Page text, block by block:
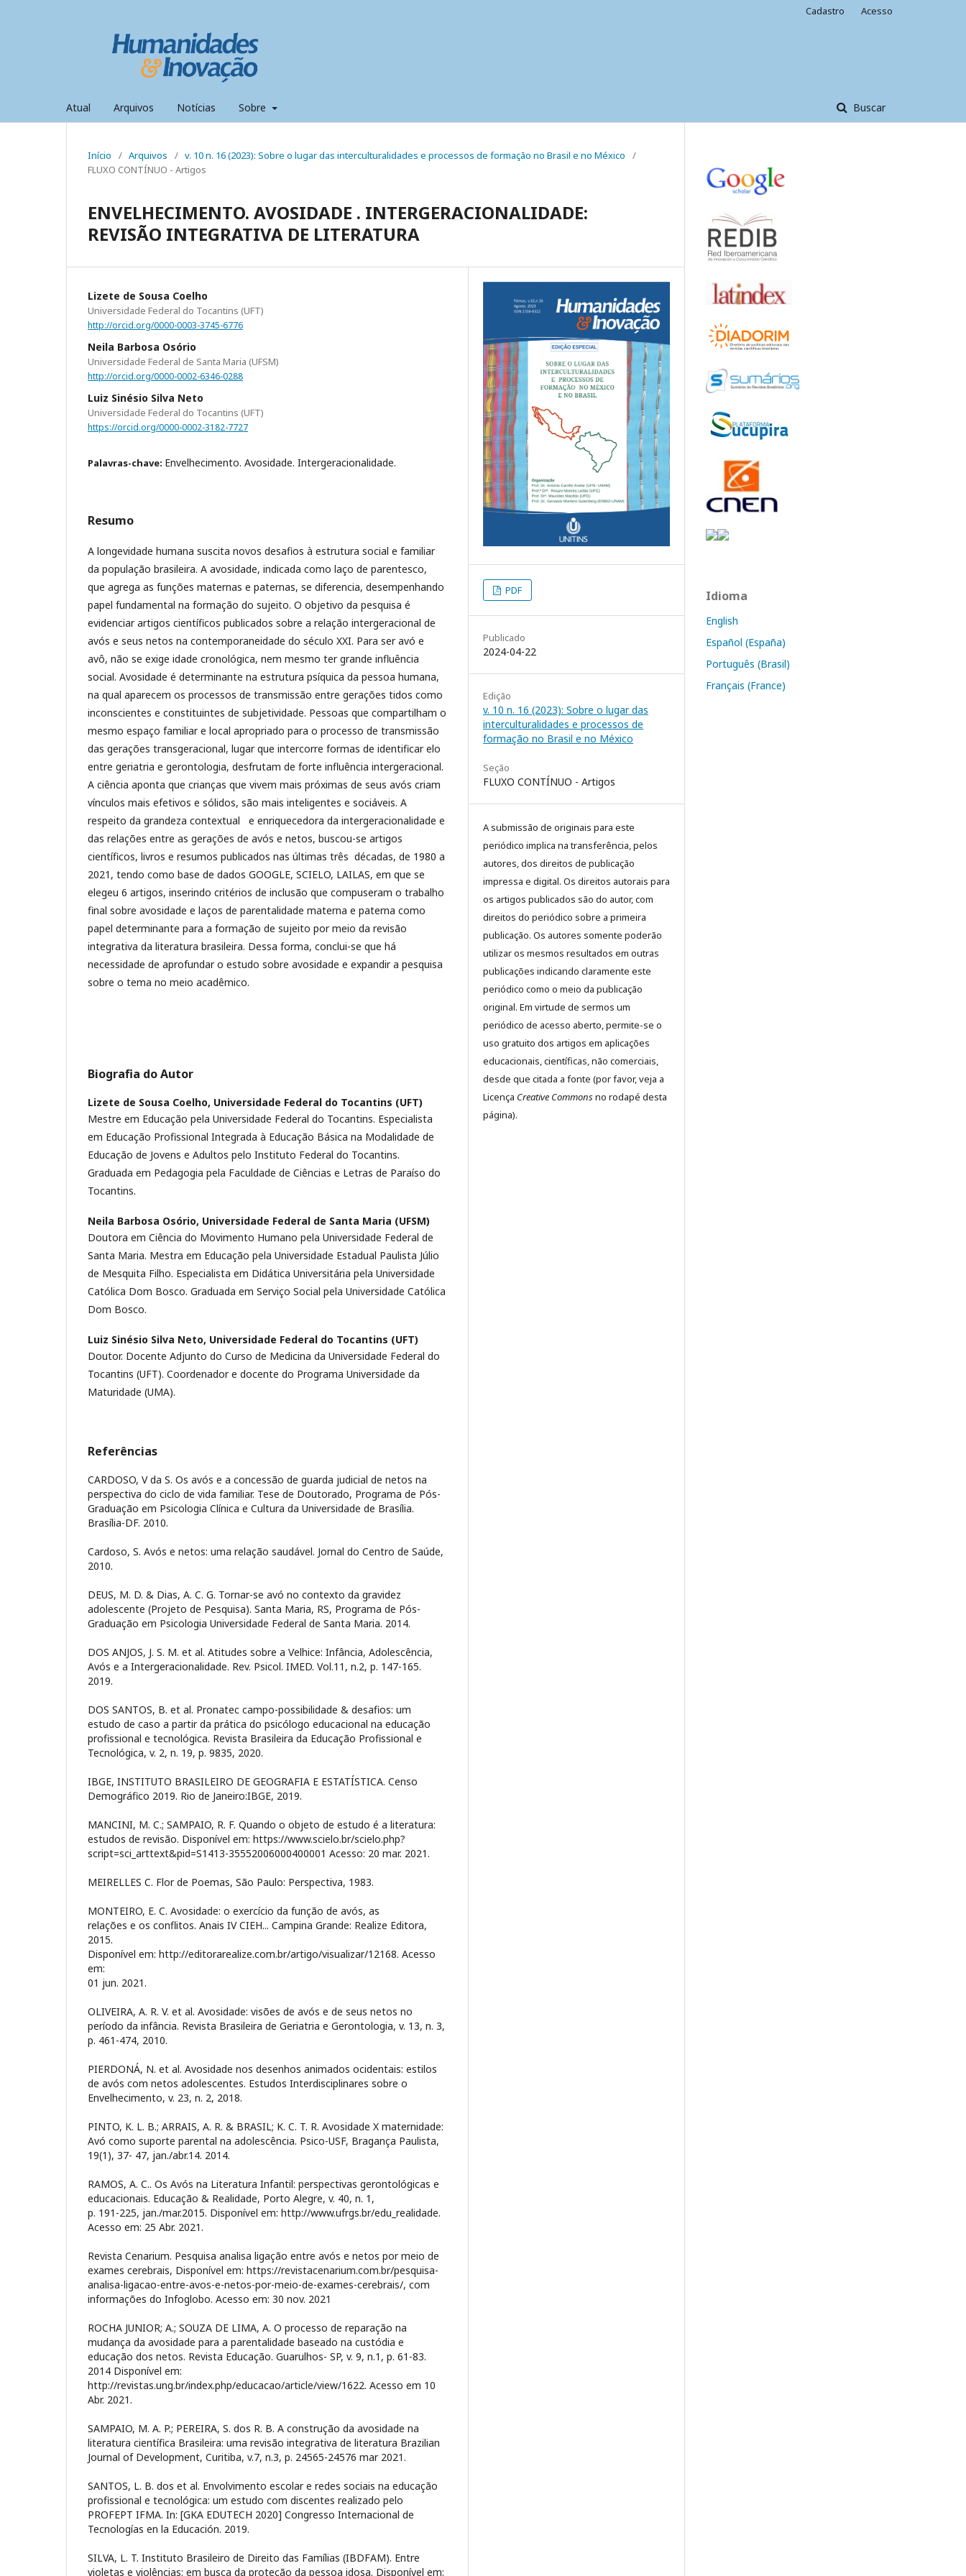
Atual Arquivos Notícias Sobre Buscar
Cadastro Acesso
Início / Arquivos / v. 10 n. 16 (2023): Sobre o lugar das interculturalidades e processos de formação no Brasil e no México
/
FLUXO CONTÍNUO - Artigos
ENVELHECIMENTO. AVOSIDADE . INTERGERACIONALIDADE:
REVISÃO INTEGRATIVA DE LITERATURA
Lizete de Sousa Coelho
Universidade Federal do Tocantins (UFT)
http://orcid.org/0000-0003-3745-6776
Neila Barbosa Osório
Universidade Federal de Santa Maria (UFSM)
http://orcid.org/0000-0002-6346-0288
Luiz Sinésio Silva Neto
Universidade Federal do Tocantins (UFT)
https://orcid.org/0000-0002-3182-7727
Palavras-chave: Envelhecimento. Avosidade. Intergeracionalidade.
Resumo
A longevidade humana suscita novos desafios à estrutura social e familiar
da população brasileira. A avosidade, indicada como laço de parentesco,
que agrega as funções maternas e paternas, se diferencia, desempenhando
papel fundamental na formação do sujeito. O objetivo da pesquisa é
evidenciar artigos científicos publicados sobre a relação intergeracional de
avós e seus netos na contemporaneidade do século XXI. Para ser avó e
avô, não se exige idade cronológica, nem mesmo ter grande influência
social. Avosidade é determinante na estrutura psíquica da pessoa humana,
na qual aparecem os processos de transmissão entre gerações tidos como
inconscientes e constituintes de subjetividade. Pessoas que compartilham o
mesmo espaço familiar e local apropriado para o processo de transmissão
das gerações transgeracional, lugar que intercorre formas de identificar elo
entre geriatria e gerontologia, desfrutam de forte influência intergeracional.
A ciência aponta que crianças que vivem mais próximas de seus avós criam
vínculos mais efetivos e sólidos, são mais inteligentes e sociáveis. A
respeito da grandeza contextual e enriquecedora da intergeracionalidade e
das relações entre as gerações de avós e netos, buscou-se artigos
científicos, livros e resumos publicados nas últimas três décadas, de 1980 a
2021, tendo como base de dados GOOGLE, SCIELO, LAILAS, em que se
elegeu 6 artigos, inserindo critérios de inclusão que compuseram o trabalho
final sobre avosidade e laços de parentalidade materna e paterna como
papel determinante para a formação de sujeito por meio da revisão
integrativa da literatura brasileira. Dessa forma, conclui-se que há
necessidade de aprofundar o estudo sobre avosidade e expandir a pesquisa
sobre o tema no meio acadêmico.
Biografia do Autor
Lizete de Sousa Coelho, Universidade Federal do Tocantins (UFT)
Mestre em Educação pela Universidade Federal do Tocantins. Especialista
em Educação Profissional Integrada à Educação Básica na Modalidade de
Educação de Jovens e Adultos pelo Instituto Federal do Tocantins.
Graduada em Pedagogia pela Faculdade de Ciências e Letras de Paraíso do
Tocantins.
Neila Barbosa Osório, Universidade Federal de Santa Maria (UFSM)
Doutora em Ciência do Movimento Humano pela Universidade Federal de
Santa Maria. Mestra em Educação pela Universidade Estadual Paulista Júlio
de Mesquita Filho. Especialista em Didática Universitária pela Universidade
Católica Dom Bosco. Graduada em Serviço Social pela Universidade Católica
Dom Bosco.
Luiz Sinésio Silva Neto, Universidade Federal do Tocantins (UFT)
Doutor. Docente Adjunto do Curso de Medicina da Universidade Federal do
Tocantins (UFT). Coordenador e docente do Programa Universidade da
Maturidade (UMA).
Referências
CARDOSO, V da S. Os avós e a concessão de guarda judicial de netos na
perspectiva do ciclo de vida familiar. Tese de Doutorado, Programa de Pós-
Graduação em Psicologia Clínica e Cultura da Universidade de Brasília.
Brasília-DF. 2010.
Cardoso, S. Avós e netos: uma relação saudável. Jornal do Centro de Saúde,
2010.
DEUS, M. D. & Dias, A. C. G. Tornar-se avó no contexto da gravidez
adolescente (Projeto de Pesquisa). Santa Maria, RS, Programa de Pós-
Graduação em Psicologia Universidade Federal de Santa Maria. 2014.
DOS ANJOS, J. S. M. et al. Atitudes sobre a Velhice: Infância, Adolescência,
Avós e a Intergeracionalidade. Rev. Psicol. IMED. Vol.11, n.2, p. 147-165.
2019.
DOS SANTOS, B. et al. Pronatec campo-possibilidade & desafios: um
estudo de caso a partir da prática do psicólogo educacional na educação
profissional e tecnológica. Revista Brasileira da Educação Profissional e
Tecnológica, v. 2, n. 19, p. 9835, 2020.
IBGE, INSTITUTO BRASILEIRO DE GEOGRAFIA E ESTATÍSTICA. Censo
Demográfico 2019. Rio de Janeiro:IBGE, 2019.
MANCINI, M. C.; SAMPAIO, R. F. Quando o objeto de estudo é a literatura:
estudos de revisão. Disponível em: https://www.scielo.br/scielo.php?
script=sci_arttext&pid=S1413-35552006000400001 Acesso: 20 mar. 2021.
MEIRELLES C. Flor de Poemas, São Paulo: Perspectiva, 1983.
MONTEIRO, E. C. Avosidade: o exercício da função de avós, as
relações e os conflitos. Anais IV CIEH... Campina Grande: Realize Editora,
2015.
Disponível em: http://editorarealize.com.br/artigo/visualizar/12168. Acesso
em:
01 jun. 2021.
OLIVEIRA, A. R. V. et al. Avosidade: visões de avós e de seus netos no
período da infância. Revista Brasileira de Geriatria e Gerontologia, v. 13, n. 3,
p. 461-474, 2010.
PIERDONÁ, N. et al. Avosidade nos desenhos animados ocidentais: estilos
de avós com netos adolescentes. Estudos Interdisciplinares sobre o
Envelhecimento, v. 23, n. 2, 2018.
PINTO, K. L. B.; ARRAIS, A. R. & BRASIL; K. C. T. R. Avosidade X maternidade:
Avó como suporte parental na adolescência. Psico-USF, Bragança Paulista,
19(1), 37- 47, jan./abr.14. 2014.
RAMOS, A. C.. Os Avós na Literatura Infantil: perspectivas gerontológicas e
educacionais. Educação & Realidade, Porto Alegre, v. 40, n. 1,
p. 191-225, jan./mar.2015. Disponível em: http://www.ufrgs.br/edu_realidade.
Acesso em: 25 Abr. 2021.
Revista Cenarium. Pesquisa analisa ligação entre avós e netos por meio de
exames cerebrais, Disponível em: https://revistacenarium.com.br/pesquisa-
analisa-ligacao-entre-avos-e-netos-por-meio-de-exames-cerebrais/, com
informações do Infoglobo. Acesso em: 30 nov. 2021
ROCHA JUNIOR; A.; SOUZA DE LIMA, A. O processo de reparação na
mudança da avosidade para a parentalidade baseado na custódia e
educação dos netos. Revista Educação. Guarulhos- SP, v. 9, n.1, p. 61-83.
2014 Disponível em:
http://revistas.ung.br/index.php/educacao/article/view/1622. Acesso em 10
Abr. 2021.
SAMPAIO, M. A. P.; PEREIRA, S. dos R. B. A construção da avosidade na
literatura científica Brasileira: uma revisão integrativa de literatura Brazilian
Journal of Development, Curitiba, v.7, n.3, p. 24565-24576 mar 2021.
SANTOS, L. B. dos et al. Envolvimento escolar e redes sociais na educação
profissional e tecnológica: um estudo com discentes realizado pelo
PROFEPT IFMA. In: [GKA EDUTECH 2020] Congresso Internacional de
Tecnologías en la Educación. 2019.
SILVA, L. T. Instituto Brasileiro de Direito das Famílias (IBDFAM). Entre
violetas e violências: em busca da proteção da pessoa idosa. Disponível em:
PDF
Publicado
2024-04-22
Edição
v. 10 n. 16 (2023): Sobre o lugar das
interculturalidades e processos de
formação no Brasil e no México
Seção
FLUXO CONTÍNUO - Artigos
A submissão de originais para este
periódico implica na transferência, pelos
autores, dos direitos de publicação
impressa e digital. Os direitos autorais para
os artigos publicados são do autor, com
direitos do periódico sobre a primeira
publicação. Os autores somente poderão
utilizar os mesmos resultados em outras
publicações indicando claramente este
periódico como o meio da publicação
original. Em virtude de sermos um
periódico de acesso aberto, permite-se o
uso gratuito dos artigos em aplicações
educacionais, científicas, não comerciais,
desde que citada a fonte (por favor, veja a
Licença Creative Commonsno rodapé desta
página).
Idioma
English
Español (España)
Português (Brasil)
Français (France)